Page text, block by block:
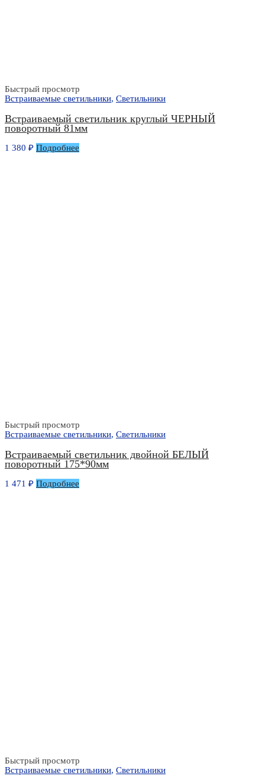
Быстрый просмотр
Встраиваемые светильники, Светильники
Встраиваемый светильник круглый ЧЕРНЫЙ
поворотный 81мм
1 380 ₽ Подробнее
Быстрый просмотр
Встраиваемые светильники, Светильники
Встраиваемый светильник двойной БЕЛЫЙ
поворотный 175*90мм
1 471 ₽ Подробнее
Быстрый просмотр
Встраиваемые светильники, Светильники